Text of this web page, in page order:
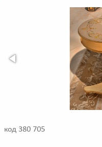
код 380 705